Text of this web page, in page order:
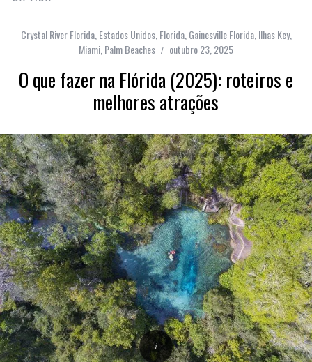
Crystal River Florida,Estados Unidos,Florida,Gainesville Florida,Ilhas Key,
Miami,Palm Beaches outubro 23, 2025
O que fazer na Flórida (2025): roteiros e
melhores atrações